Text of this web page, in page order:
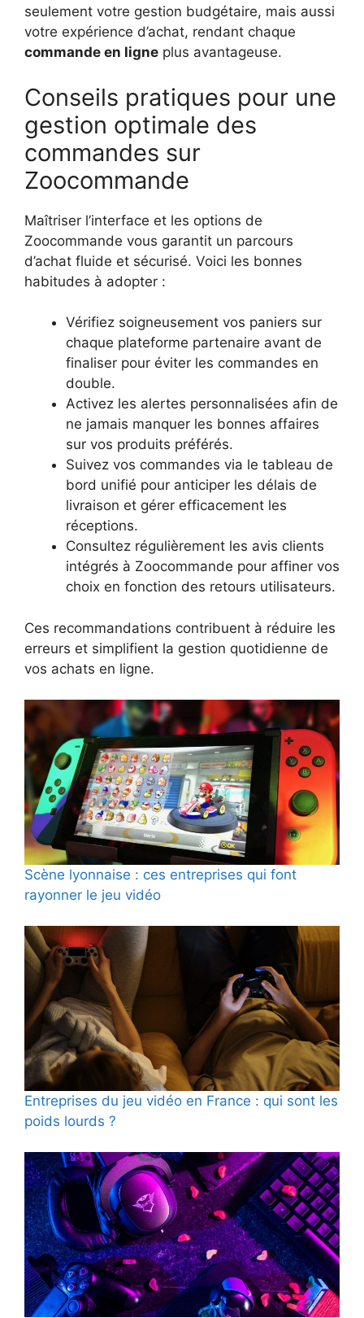
seulement votre gestion budgétaire, mais aussi
votre expérience d’achat, rendant chaque
commande en ligne plus avantageuse.
Conseils pratiques pour une
gestion optimale des
commandes sur
Zoocommande
Maîtriser l’interface et les options de
Zoocommande vous garantit un parcours
d’achat fluide et sécurisé. Voici les bonnes
habitudes à adopter :
Vérifiez soigneusement vos paniers sur
chaque plateforme partenaire avant de
finaliser pour éviter les commandes en
double.
Activez les alertes personnalisées afin de
ne jamais manquer les bonnes affaires
sur vos produits préférés.
Suivez vos commandes via le tableau de
bord unifié pour anticiper les délais de
livraison et gérer efficacement les
réceptions.
Consultez régulièrement les avis clients
intégrés à Zoocommande pour affiner vos
choix en fonction des retours utilisateurs.
Ces recommandations contribuent à réduire les
erreurs et simplifient la gestion quotidienne de
vos achats en ligne.
Scène lyonnaise : ces entreprises qui font
rayonner le jeu vidéo
Entreprises du jeu vidéo en France : qui sont les
poids lourds ?